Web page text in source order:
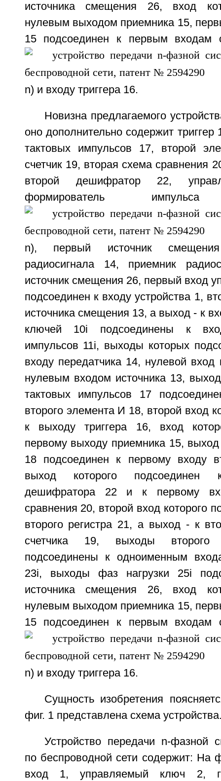
источника смещения 26, вход
нулевым выходом приемника 15,
15 подсоединен к первым входам
n) и входу триггера 16.
Новизна предлагаемого
оно дополнительно содержит триггер
тактовых импульсов 17, второй
счетчик 19, вторая схема сравнения
второй дешифратор 22,
формирователь
n), первый источник
радиосигнала 14, приемник
источник смещения 26, первый вход
подсоединен к входу устройства 1,
источника смещения 13, а выход - к
ключей 10i подсоединены к
импульсов 11i, выходы которых
входу передатчика 14, нулевой вход
нулевым входом источника 13, выход
тактовых импульсов 17
второго элемента И 18, второй вход
к выходу триггера 16, вход
первому выходу приемника 15,
18 подсоединен к первому входу
выход которого подсоединен
дешифратора 22 и к первому
сравнения 20, второй вход которого
второго регистра 21, а выход - к
счетчика 19, выходы
подсоединены к одноименным
23i, выходы фаз нагрузки 25i
источника смещения 26, вход
нулевым выходом приемника 15,
15 подсоединен к первым входам
n) и входу триггера 16.
Сущность изобретения
фиг. 1 представлена схема
Устройство передачи n-фазной
по беспроводной сети содержит: На
вход 1, управляемый ключ 2,